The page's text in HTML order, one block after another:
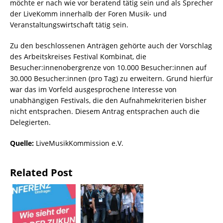
möchte er nach wie vor beratend tätig sein und als Sprecher
der LiveKomm innerhalb der Foren Musik- und
Veranstaltungswirtschaft tätig sein.
Zu den beschlossenen Anträgen gehörte auch der Vorschlag
des Arbeitskreises Festival Kombinat, die
Besucher:innenobergrenze von 10.000 Besucher:innen auf
30.000 Besucher:innen (pro Tag) zu erweitern. Grund hierfür
war das im Vorfeld ausgesprochene Interesse von
unabhängigen Festivals, die den Aufnahmekriterien bisher
nicht entsprachen. Diesem Antrag entsprachen auch die
Delegierten.
Quelle: LiveMusikKommission e.V.
Related Post